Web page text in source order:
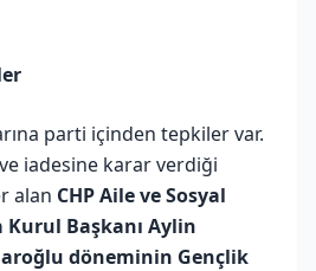
parti içinden tepkiler var.
iadesine karar verdiği
alan CHP Aile ve Sosyal
Başkanı Aylin
döneminin Gençlik